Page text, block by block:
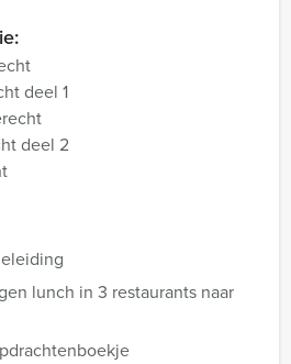
deel 1
deel 2
lunch in 3 restaurants naar